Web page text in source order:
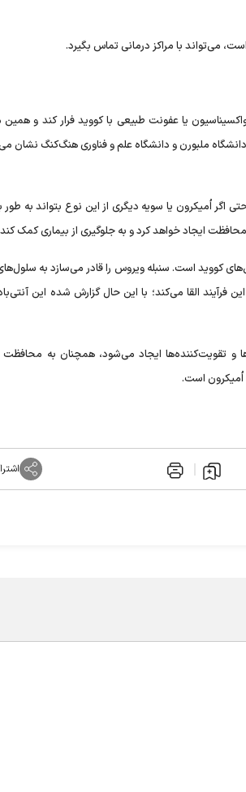
است، می‌تواند با مراکز درمانی تماس بگیرد.
یا عفونت طبیعی با کووید فرار کند و
ملبورن و دانشگاه علم و فناوری هنگ‌کنگ نشان
اُمیکرون یا سویه دیگری از این نوع بتواند به‌ طور
ایجاد خواهد کرد و به جلوگیری از بیماری کمک
کووید است. سنبله ویروس را قادر می‌سازد به
القا می‌کند؛ با این حال گزارش شده این
تقویت‌کننده‌ها ایجاد می‌شود، همچنان به محافظت
اُمیکرون است.